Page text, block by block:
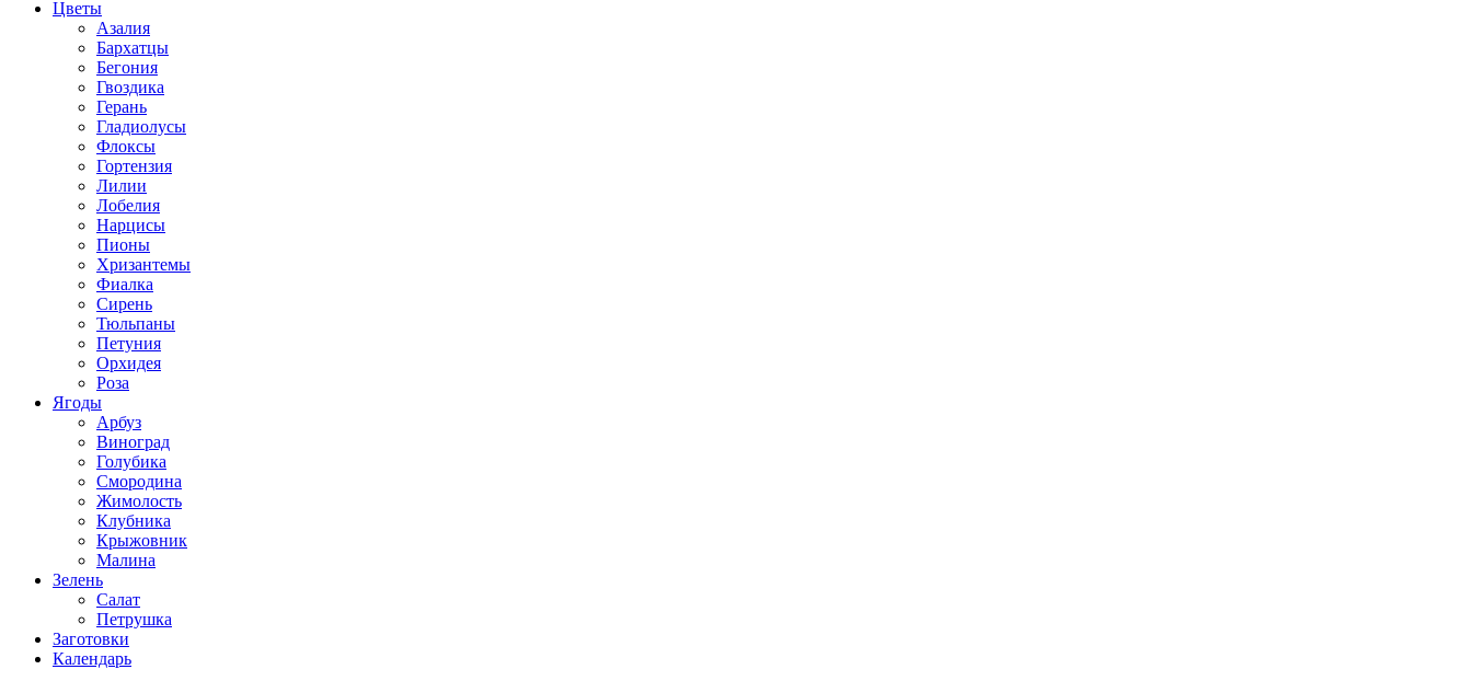
Цветы
Азалия
Бархатцы
Бегония
Гвоздика
Герань
Гладиолусы
Флоксы
Гортензия
Лилии
Лобелия
Нарцисы
Пионы
Хризантемы
Фиалка
Сирень
Тюльпаны
Петуния
Орхидея
Роза
Ягоды
Арбуз
Виноград
Голубика
Смородина
Жимолость
Клубника
Крыжовник
Малина
Зелень
Салат
Петрушка
Заготовки
Календарь